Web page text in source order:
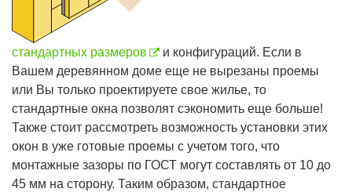
стандартных размеров
и конфигураций. Если в
Вашем деревянном доме еще не вырезаны проемы
или Вы только проектируете свое жилье, то
стандартные окна позволят сэкономить еще больше!
Также стоит рассмотреть возможность установки этих
окон в уже готовые проемы с учетом того, что
монтажные зазоры по ГОСТ могут составлять от 10 до
45 мм на сторону. Таким образом, стандартное